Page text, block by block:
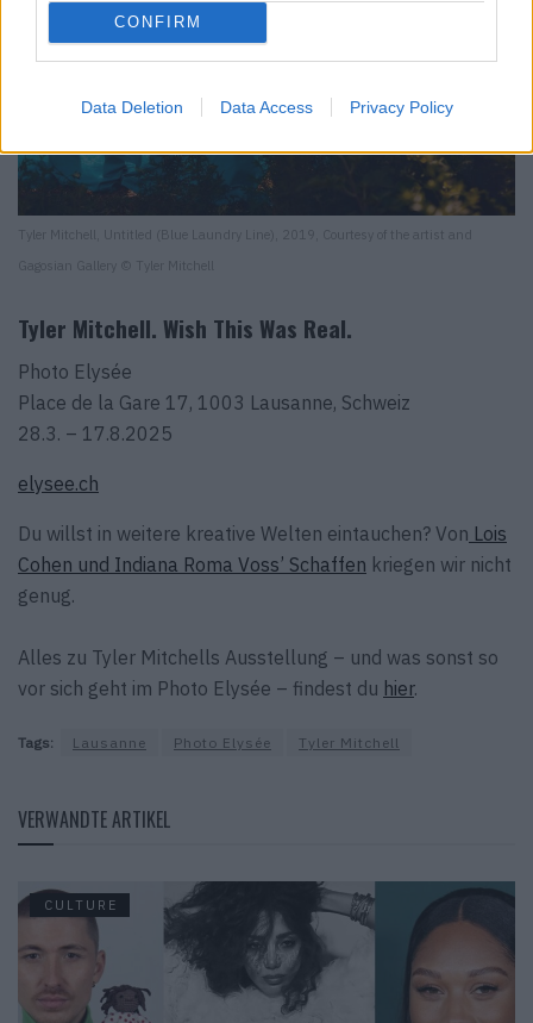
CONFIRM
Data Deletion Data Access Privacy Policy
Tyler Mitchell, Untitled (Blue Laundry Line), 2019, Courtesy of the artist and
Gagosian Gallery © Tyler Mitchell
Tyler Mitchell. Wish This Was Real.
Photo Elysée
Place de la Gare 17, 1003 Lausanne, Schweiz
28.3. – 17.8.2025
elysee.ch
Du willst in weitere kreative Welten eintauchen? Von Lois
Cohen und Indiana Roma Voss’ Schaffen kriegen wir nicht
genug.
Alles zu Tyler Mitchells Ausstellung – und was sonst so
vor sich geht im Photo Elysée – findest du hier.
Tags: Lausanne Photo Elysée Tyler Mitchell
VERWANDTE ARTIKEL
CULTURE